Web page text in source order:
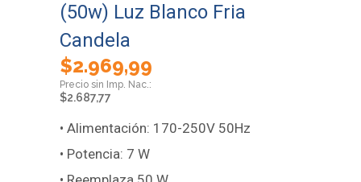
(50w) Luz Blanco Fria
Candela
$2.969,99
$2.687,77
• Alimentación: 170-250V 50Hz
• Potencia: 7 W